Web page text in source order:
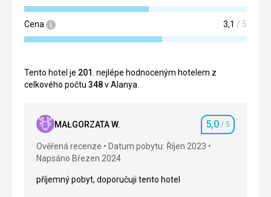
Cena 3,1 / 5
Tento hotel je 201. nejlépe hodnoceným hotelem z
celkového počtu 348v Alanya.
MAŁGORZATA W. Hodnocení
5,0 / 5
Ověřená recenze
Datum pobytu: Říjen 2023
Napsáno Březen 2024
příjemný pobyt, doporučuji tento hotel